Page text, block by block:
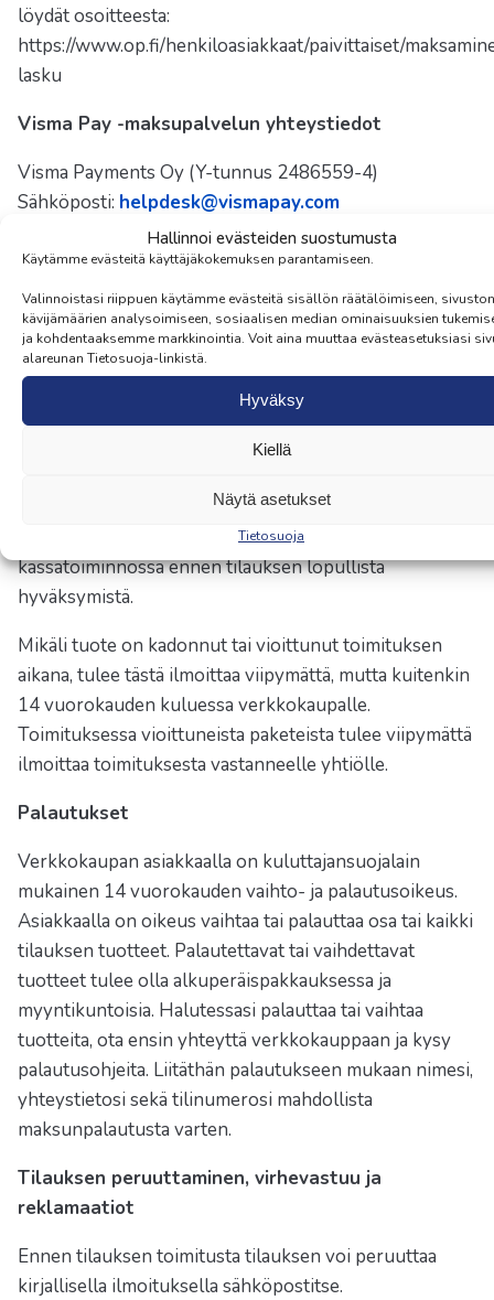
Hallinnoi evästeiden suostumusta
Käytämme evästeitä käyttäjäkokemuksen parantamiseen.
Valinnoistasi riippuen käytämme evästeitä sisällön räätälöimiseen, sivuston
kävijämäärien analysoimiseen, sosiaalisen median ominaisuuksien
ja kohdentaaksemme markkinointia. Voit aina muuttaa evästeasetuksiasi
alareunan Tietosuoja-linkistä.
Hyväksy
Kiellä
Näytä asetukset
Tietosuoja
löydät osoitteesta:
https://www.op.fi/henkiloasiakkaat/paivittaiset/
lasku
Visma Pay -maksupalvelun yhteystiedot
Visma Payments Oy (Y-tunnus 2486559-4)
Sähköposti: helpdesk@vismapay.com
Puhelin: 09 315 42 037 (arkisin klo 8-16)
Postiosoite: Brahenkatu 4, 53100 Lappeenranta
Toimitus
Tilauksia postitetaan arkipäivisin. Varastosta
toimitettavien tuotteiden toimitusaika on yleensä 3-5
arkipäivää. Mikäli toimitettavat tuotteet ovat
tilaustuotteita, toimitusaika on yleensä 1-3 viikkoa.
mahdollisten lisäpalvelujen, tilauksen painon ja koon
mukaan. Näet toimituskulut verkkokaupan
kassatoiminnossa ennen tilauksen lopullista
hyväksymistä.
Mikäli tuote on kadonnut tai vioittunut toimituksen
aikana, tulee tästä ilmoittaa viipymättä, mutta kuitenkin
14 vuorokauden kuluessa verkkokaupalle.
Toimituksessa vioittuneista paketeista tulee viipymättä
ilmoittaa toimituksesta vastanneelle yhtiölle.
Palautukset
Verkkokaupan asiakkaalla on kuluttajansuojalain
mukainen 14 vuorokauden vaihto- ja palautusoikeus.
Asiakkaalla on oikeus vaihtaa tai palauttaa osa tai kaikki
tilauksen tuotteet. Palautettavat tai vaihdettavat
tuotteet tulee olla alkuperäispakkauksessa ja
myyntikuntoisia. Halutessasi palauttaa tai vaihtaa
tuotteita, ota ensin yhteyttä verkkokauppaan ja kysy
palautusohjeita. Liitäthän palautukseen mukaan nimesi,
yhteystietosi sekä tilinumerosi mahdollista
maksunpalautusta varten.
Tilauksen peruuttaminen, virhevastuu ja
reklamaatiot
Ennen tilauksen toimitusta tilauksen voi peruuttaa
kirjallisella ilmoituksella sähköpostitse.